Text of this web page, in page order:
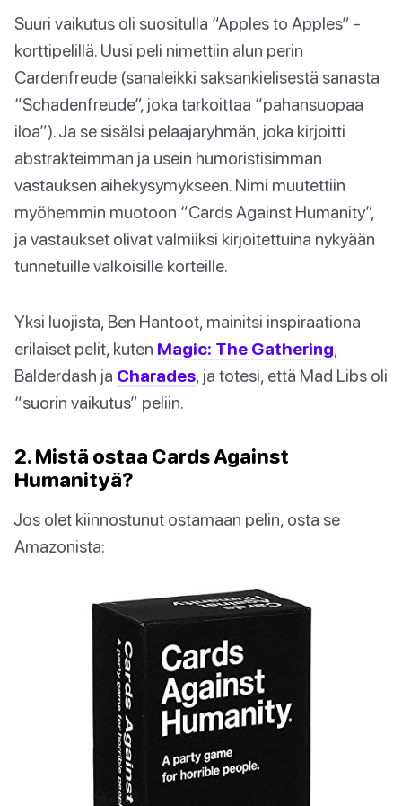
Suuri vaikutus oli suositulla “Apples to Apples” -
korttipelillä. Uusi peli nimettiin alun perin
Cardenfreude (sanaleikki saksankielisestä sanasta
“Schadenfreude”, joka tarkoittaa “pahansuopaa
iloa”). Ja se sisälsi pelaajaryhmän, joka kirjoitti
abstrakteimman ja usein humoristisimman
vastauksen aihekysymykseen. Nimi muutettiin
myöhemmin muotoon “Cards Against Humanity”,
ja vastaukset olivat valmiiksi kirjoitettuina nykyään
tunnetuille valkoisille korteille.
Yksi luojista, Ben Hantoot, mainitsi inspiraationa
erilaiset pelit, kuten Magic: The Gathering,
Balderdash ja Charades, ja totesi, että Mad Libs oli
“suorin vaikutus” peliin.
2. Mistä ostaa Cards Against
Humanityä?
Jos olet kiinnostunut ostamaan pelin, osta se
Amazonista: